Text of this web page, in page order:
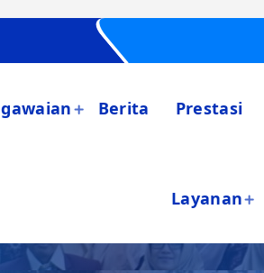
Berita Prestasi
Layanan